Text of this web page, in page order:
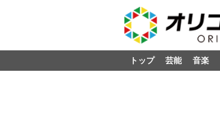
トップ 芸能 音楽